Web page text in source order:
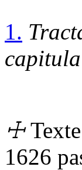
1.
☩
1626